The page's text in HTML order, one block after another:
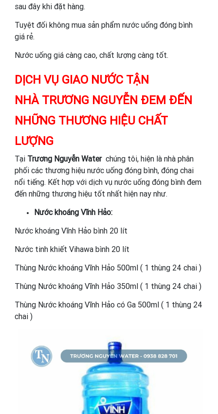
sau đây khi đặt hàng.
Tuyệt đối không mua sản phẩm nước uống đóng bình
giá rẻ.
Nước uống giá càng cao, chất lượng càng tốt.
DỊCH VỤ GIAO NƯỚC TẬN
NHÀ TRƯƠNG NGUYỄN ĐEM ĐẾN
NHỮNG THƯƠNG HIỆU CHẤT
LƯỢNG
Tại Trương Nguyễn Waterchúng tôi, hiện là nhà phân
phối các thương hiệu nước uống đóng bình, đóng chai
nổi tiếng. Kết hợp với dịch vụ nước uống đóng bình đem
đến những thương hiệu tốt nhất hiện nay như.
Nước khoáng Vĩnh Hảo:
Nước khoáng Vĩnh Hảo bình 20 lít
Nước tinh khiết Vihawa bình 20 lít
Thùng Nước khoáng Vĩnh Hảo 500ml ( 1 thùng 24 chai )
Thùng Nước khoáng Vĩnh Hảo 350ml ( 1 thùng 24 chai )
Thùng Nước khoáng Vĩnh Hảo có Ga 500ml ( 1 thùng 24
chai )